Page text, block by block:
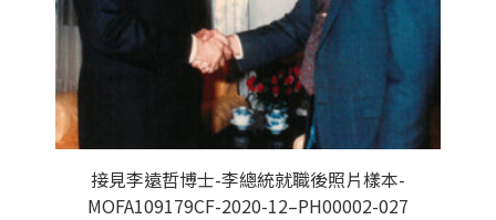
接見李遠哲博士-李總統就職後照片樣本-
MOFA109179CF-2020-12–PH00002-027